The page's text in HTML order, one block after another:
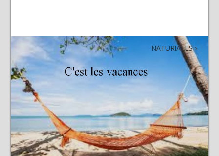
NATURIALES »